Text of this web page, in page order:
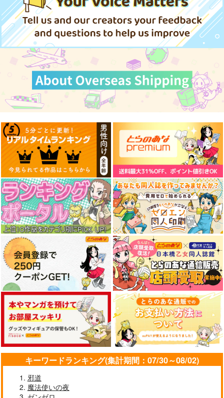
FGO/FAKE DUME
TOKIMOOON
495円（税込）
Fate/Grand Order オー
ルキャラ
サンプル
カート
探偵モンテ・クリスト
完全幻覚本
Owen
（税込）
Fate/Grand Order
巌窟王 モンテ・クリスト
藤丸立香
サンプル
カート
えふじいおう和風肖像
800個入りタコ焼き
専売 787円（税込）
Fate/Grand Order
葛飾北斎
サンプル
カート
海嘯に永訣
Owen
787円（税込）
Fate/Grand Order
斎藤一
藤丸立香
サンプル
LACKGAKIBOX2025
珈琲紳士の部屋
3,144円（税込）
Fate/Grand Order
藤堂平助
一文字則宗
雷霆の気まぐれ
コレ！
専売 858 （税込）
Fate/Grand Order
キーワードランキング(集計期間：07/30～08/02)
邪道
魔法使いの夜